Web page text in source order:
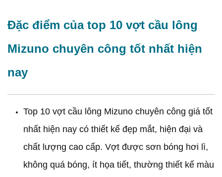
Đặc điểm của top 10 vợt cầu lông
Mizuno chuyên công tốt nhất hiện
nay
Top 10 vợt cầu lông Mizuno chuyên công giá tốt
nhất hiện nay có thiết kế đẹp mắt, hiện đại và
chất lượng cao cấp. Vợt được sơn bóng hơi lì,
không quá bóng, ít họa tiết, thường thiết kế màu